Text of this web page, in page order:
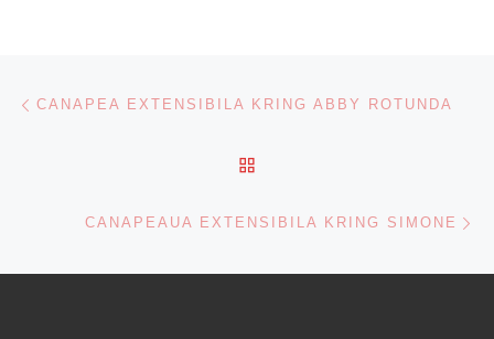
Navigare articole
CANAPEA EXTENSIBILA KRING ABBY ROTUNDA
CANAPEAUA EXTENSIBILA KRING SIMONE